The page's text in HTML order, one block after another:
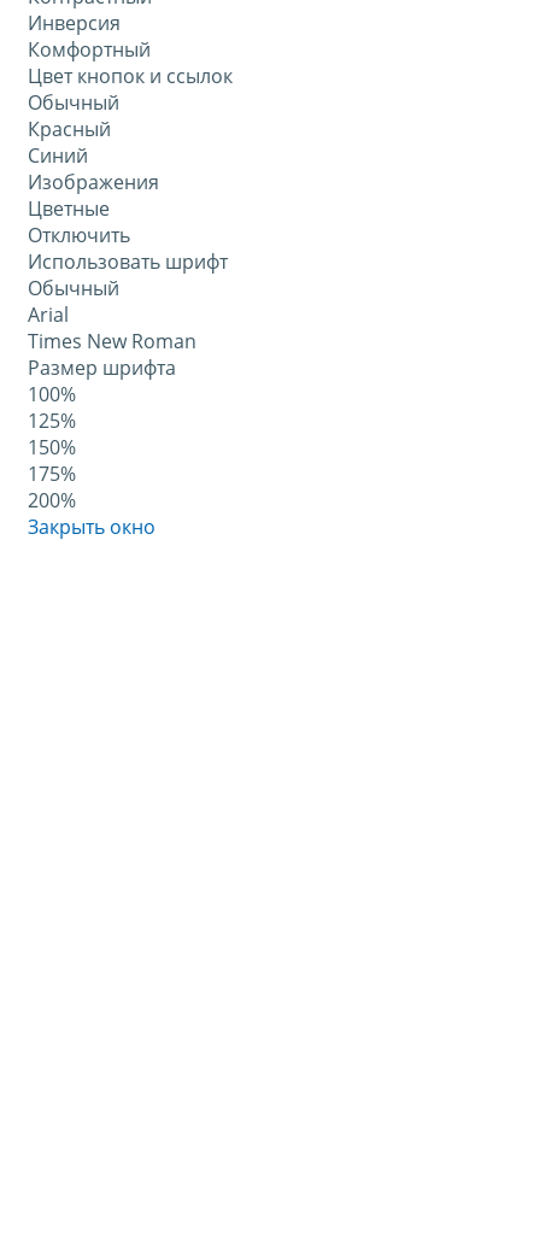
Инверсия
Комфортный
Цвет кнопок и ссылок
Обычный
Красный
Синий
Изображения
Цветные
Отключить
Использовать шрифт
Обычный
Arial
Times New Roman
Размер шрифта
100%
125%
150%
175%
200%
Закрыть окно